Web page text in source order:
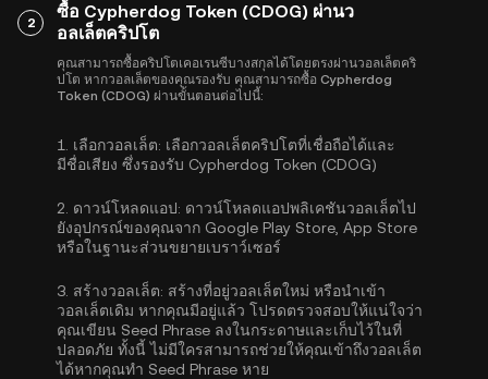
2
ซื้อ Cypherdog Token (CDOG) ผ่านว
อลเล็ตคริปโต
คุณสามารถซื้อคริปโตเคอเรนซีบางสกุลได้โดยตรงผ่านวอลเล็ตคริ
ปโต หากวอลเล็ตของคุณรองรับ คุณสามารถซื้อ Cypherdog
Token (CDOG) ผ่านขั้นตอนต่อไปนี้:
1. เลือกวอลเล็ต: เลือกวอลเล็ตคริปโตที่เชื่อถือได้และ
มีชื่อเสียง ซึ่งรองรับ Cypherdog Token (CDOG)
2. ดาวน์โหลดแอป: ดาวน์โหลดแอปพลิเคชันวอลเล็ตไป
ยังอุปกรณ์ของคุณจาก Google Play Store, App Store
หรือในฐานะส่วนขยายเบราว์เซอร์
3. สร้างวอลเล็ต: สร้างที่อยู่วอลเล็ตใหม่ หรือนำเข้า
วอลเล็ตเดิม หากคุณมีอยู่แล้ว โปรดตรวจสอบให้แน่ใจว่า
คุณเขียน Seed Phrase ลงในกระดาษและเก็บไว้ในที่
ปลอดภัย ทั้งนี้ ไม่มีใครสามารถช่วยให้คุณเข้าถึงวอลเล็ต
ได้หากคุณทำ Seed Phrase หาย